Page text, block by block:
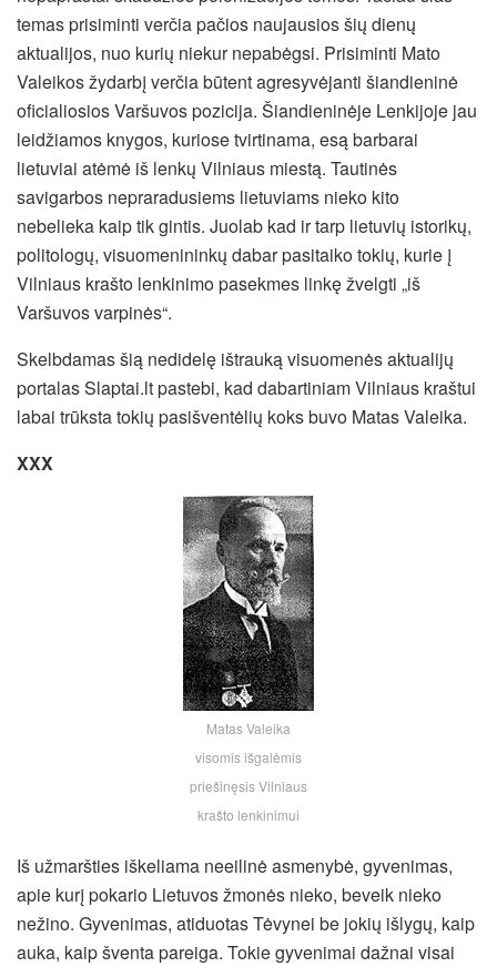
temas prisiminti verčia pačios naujausios šių dienų
aktualijos, nuo kurių niekur nepabėgsi. Prisiminti Mato
Valeikos žydarbį verčia būtent agresyvėjanti šiandieninė
oficialiosios Varšuvos pozicija. Šiandieninėje Lenkijoje jau
leidžiamos knygos, kuriose tvirtinama, esą barbarai
lietuviai atėmė iš lenkų Vilniaus miestą. Tautinės
savigarbos nepraradusiems lietuviams nieko kito
nebelieka kaip tik gintis. Juolab kad ir tarp lietuvių istorikų,
politologų, visuomenininkų dabar pasitaiko tokių, kurie į
Vilniaus krašto lenkinimo pasekmes linkę žvelgti „iš
Varšuvos varpinės“.
Skelbdamas šią nedidelę ištrauką visuomenės aktualijų
portalas Slaptai.lt pastebi, kad dabartiniam Vilniaus kraštui
labai trūksta tokių pasišventėlių koks buvo Matas Valeika.
XXX
Matas Valeika
visomis išgalėmis
priešinęsis Vilniaus
krašto lenkinimui
Iš užmaršties iškeliama neeilinė asmenybė, gyvenimas,
apie kurį pokario Lietuvos žmonės nieko, beveik nieko
nežino. Gyvenimas, atiduotas Tėvynei be jokių išlygų, kaip
auka, kaip šventa pareiga. Tokie gyvenimai dažnai visai